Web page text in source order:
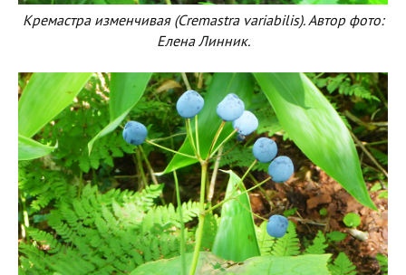
Кремастра изменчивая (Cremastra variabilis). Автор фото:
Елена Линник.